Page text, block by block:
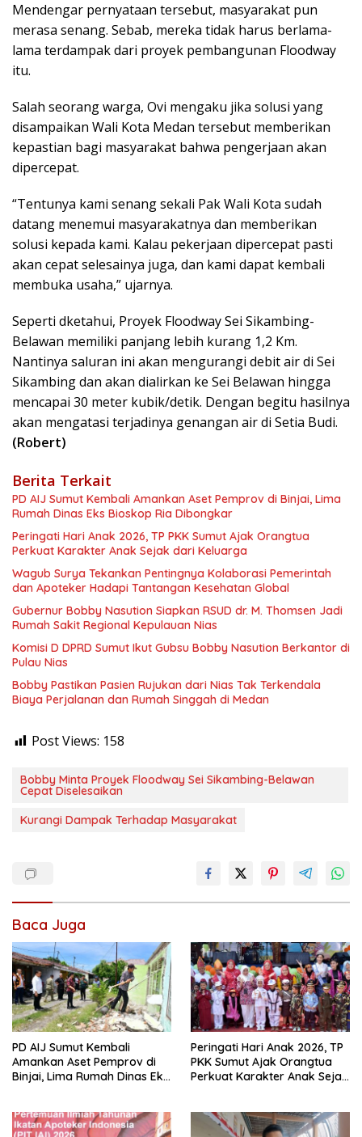
Mendengar pernyataan tersebut, masyarakat pun
merasa senang. Sebab, mereka tidak harus berlama-
lama terdampak dari proyek pembangunan Floodway
itu.
Salah seorang warga, Ovi mengaku jika solusi yang
disampaikan Wali Kota Medan tersebut memberikan
kepastian bagi masyarakat bahwa pengerjaan akan
dipercepat.
“Tentunya kami senang sekali Pak Wali Kota sudah
datang menemui masyarakatnya dan memberikan
solusi kepada kami. Kalau pekerjaan dipercepat pasti
akan cepat selesainya juga, dan kami dapat kembali
membuka usaha,” ujarnya.
Seperti dketahui, Proyek Floodway Sei Sikambing-
Belawan memiliki panjang lebih kurang 1,2 Km.
Nantinya saluran ini akan mengurangi debit air di Sei
Sikambing dan akan dialirkan ke Sei Belawan hingga
mencapai 30 meter kubik/detik. Dengan begitu hasilnya
akan mengatasi terjadinya genangan air di Setia Budi.
(Robert)
Berita Terkait
PD AIJ Sumut Kembali Amankan Aset Pemprov di Binjai, Lima
Rumah Dinas Eks Bioskop Ria Dibongkar
Peringati Hari Anak 2026, TP PKK Sumut Ajak Orangtua
Perkuat Karakter Anak Sejak dari Keluarga
Wagub Surya Tekankan Pentingnya Kolaborasi Pemerintah
dan Apoteker Hadapi Tantangan Kesehatan Global
Gubernur Bobby Nasution Siapkan RSUD dr. M. Thomsen Jadi
Rumah Sakit Regional Kepulauan Nias
Komisi D DPRD Sumut Ikut Gubsu Bobby Nasution Berkantor di
Pulau Nias
Bobby Pastikan Pasien Rujukan dari Nias Tak Terkendala
Biaya Perjalanan dan Rumah Singgah di Medan
Post Views: 158
Bobby Minta Proyek Floodway Sei Sikambing-Belawan
Cepat Diselesaikan
Kurangi Dampak Terhadap Masyarakat
Baca Juga
PD AIJ Sumut Kembali
Amankan Aset Pemprov di
Binjai, Lima Rumah Dinas Eks
Peringati Hari Anak 2026, TP
PKK Sumut Ajak Orangtua
Perkuat Karakter Anak Sejak